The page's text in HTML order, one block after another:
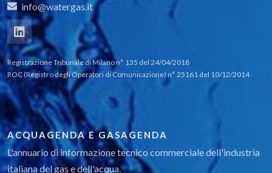
Druck PV624 NPI
DRUCK DPI610E – Series
XMT 1000
DPI 705E Series Indicatore di pressione e
temperatura
PACE CM3 – IL CONTROLLORE DI PRESSIONE
PIU’ VELOCE E PIU’ PERFORMANTE AL MONDO
info@watergas.it
Registrazione Tribunale di Milano n° 135 del 24/04/2018
ROC (Registro degli Operatori di Comunicazione) n° 25161 del 10/12/2014
ACQUAGENDA E GASAGENDA
L'annuario di informazione tecnico commerciale dell'industria
italiana del gas e dell'acqua.